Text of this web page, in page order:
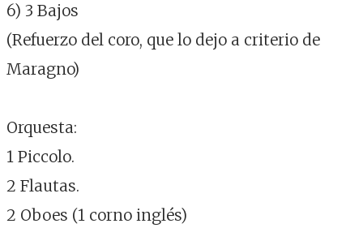
6) 3 Bajos
(Refuerzo del coro, que lo dejo a criterio de
Maragno)
Orquesta:
1 Piccolo.
2 Flautas.
2 Oboes (1 corno inglés)